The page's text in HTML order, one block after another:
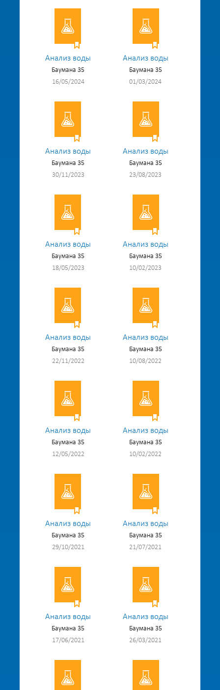
Анализ воды
Баумана 35
16/05/2024
Анализ воды
Баумана 35
01/03/2024
Анализ воды
Баумана 35
30/11/2023
Анализ воды
Баумана 35
23/08/2023
Анализ воды
Баумана 35
18/05/2023
Анализ воды
Баумана 35
10/02/2023
Анализ воды
Баумана 35
22/11/2022
Анализ воды
Баумана 35
10/08/2022
Анализ воды
Баумана 35
12/05/2022
Анализ воды
Баумана 35
10/02/2022
Анализ воды
Баумана 35
29/10/2021
Анализ воды
Баумана 35
21/07/2021
Анализ воды
Баумана 35
17/06/2021
Анализ воды
Баумана 35
26/03/2021